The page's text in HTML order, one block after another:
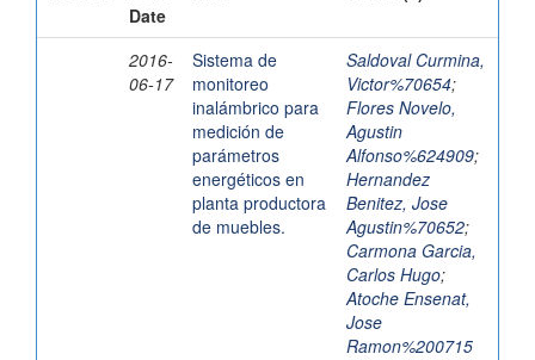
Date
2016-
06-17
Sistema de
monitoreo
inalámbrico para
medición de
parámetros
energéticos en
planta productora
de muebles.
Saldoval Curmina,
Victor%70654;
Flores Novelo,
Agustin
Alfonso%624909;
Hernandez
Benitez, Jose
Agustin%70652;
Carmona Garcia,
Carlos Hugo;
Atoche Ensenat,
Jose
Ramon%200715